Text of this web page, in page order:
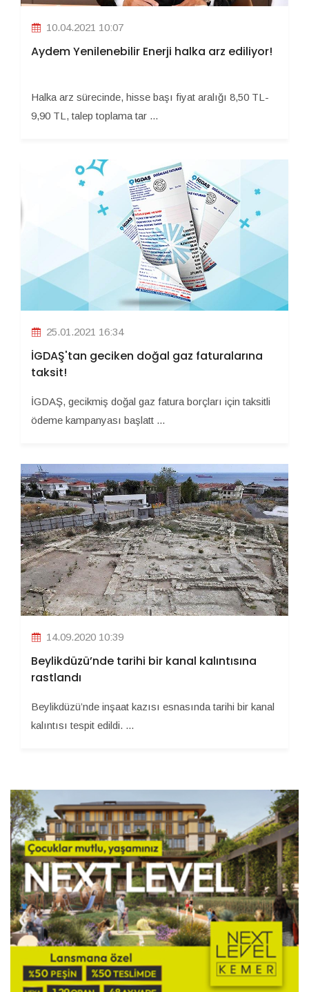
10.04.2021 10:07
Aydem Yenilenebilir Enerji halka arz ediliyor!
Halka arz sürecinde, hisse başı fiyat aralığı 8,50 TL-
9,90 TL, talep toplama tar ...
25.01.2021 16:34
İGDAŞ'tan geciken doğal gaz faturalarına
taksit!
İGDAŞ, gecikmiş doğal gaz fatura borçları için taksitli
ödeme kampanyası başlatt ...
14.09.2020 10:39
Beylikdüzü’nde tarihi bir kanal kalıntısına
rastlandı
Beylikdüzü’nde inşaat kazısı esnasında tarihi bir kanal
kalıntısı tespit edildi. ...